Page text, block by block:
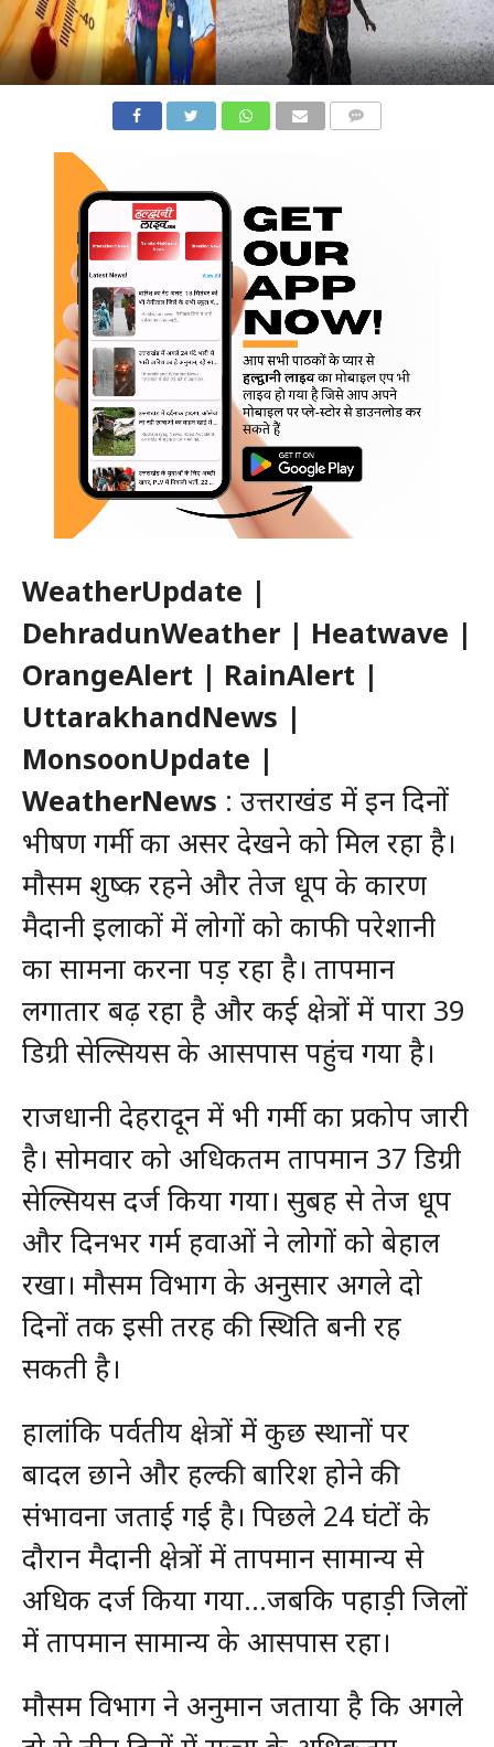
WeatherUpdate |
DehradunWeather | Heatwave |
OrangeAlert | RainAlert |
UttarakhandNews |
MonsoonUpdate |
WeatherNews : उत्तराखंड में इन दिनों
भीषण गर्मी का असर देखने को मिल रहा है।
मौसम शुष्क रहने और तेज धूप के कारण
मैदानी इलाकों में लोगों को काफी परेशानी
का सामना करना पड़ रहा है। तापमान
लगातार बढ़ रहा है और कई क्षेत्रों में पारा 39
डिग्री सेल्सियस के आसपास पहुंच गया है।
राजधानी देहरादून में भी गर्मी का प्रकोप जारी
है। सोमवार को अधिकतम तापमान 37 डिग्री
सेल्सियस दर्ज किया गया। सुबह से तेज धूप
और दिनभर गर्म हवाओं ने लोगों को बेहाल
रखा। मौसम विभाग के अनुसार अगले दो
दिनों तक इसी तरह की स्थिति बनी रह
सकती है।
हालांकि पर्वतीय क्षेत्रों में कुछ स्थानों पर
बादल छाने और हल्की बारिश होने की
संभावना जताई गई है। पिछले 24 घंटों के
दौरान मैदानी क्षेत्रों में तापमान सामान्य से
अधिक दर्ज किया गया…जबकि पहाड़ी जिलों
में तापमान सामान्य के आसपास रहा।
मौसम विभाग ने अनुमान जताया है कि अगले